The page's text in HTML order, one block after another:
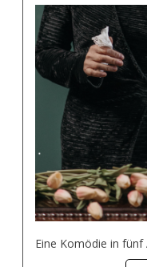
Eine Komödie in